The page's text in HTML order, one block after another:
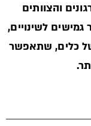
והצוותים
לשינויים,
כלים, שתאפשר